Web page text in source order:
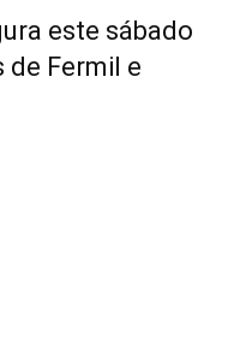
este sábado
Fermil e